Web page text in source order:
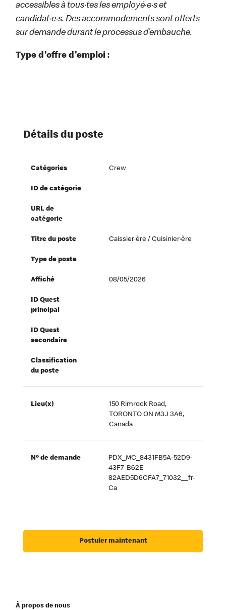
accessibles à tous·tes les employé·e·s et
candidat·e·s. Des accommodements sont offerts
sur demande durant le processus d’embauche.
Type d'offre d'emploi :
Détails du poste
Catégories Crew
ID de catégorie
URL de
catégorie
Titre du poste Caissier·ère / Cuisinier·ère
Type de poste
Affiché 08/05/2026
ID Quest
principal
ID Quest
secondaire
Classification
du poste
Lieu(x)
150 Rimrock Road,
TORONTO ON M3J 3A6,
Canada
Nº de demande
PDX_MC_8431FB5A-52D9-
43F7-B62E-
82AED5D6CFA7_71032__fr-
Ca
Postuler maintenant
À propos de nous